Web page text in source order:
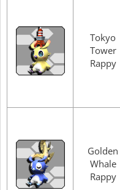
Tokyo
Tower
Rappy
Golden
Whale
Rappy